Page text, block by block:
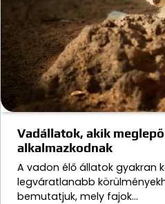
Vadállatok, akik
alkalmazkodnak
A vadon élő állatok gyakran
legváratlanabb
bemutatjuk, mely fajok…